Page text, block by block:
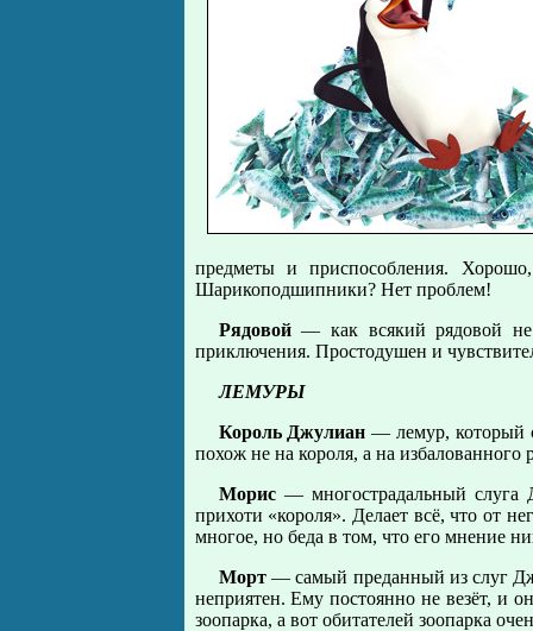
предметы и приспособления.
Шарикоподшипники? Нет проблем!
Рядовой— как всякий рядовой не
приключения. Простодушен и
ЛЕМУРЫ
Король Джулиан — лемур, который
похож не на короля, а на избалованного
Морис— многострадальный слуга
прихоти «короля». Делает всё, что от
многое, но беда в том, что его мнение
Морт— самый преданный из слуг
неприятен. Ему постоянно не везёт, и
зоопарка, а вот обитателей зоопарка